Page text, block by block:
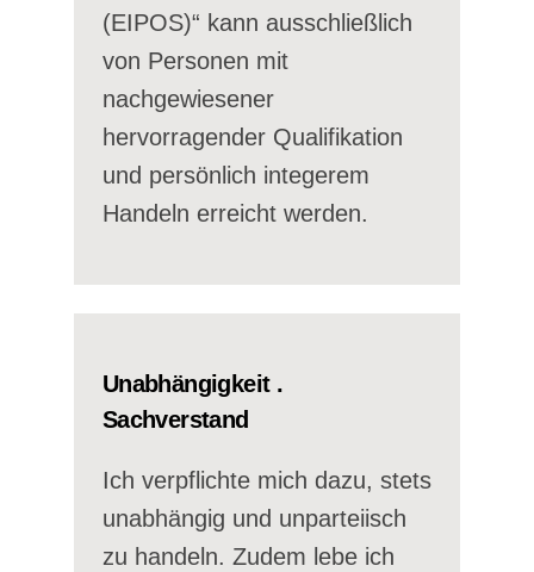
(EIPOS)“ kann ausschließlich
von Personen mit
nachgewiesener
hervorragender Qualifikation
und persönlich integerem
Handeln erreicht werden.
Unabhängigkeit .
Sachverstand
Ich verpflichte mich dazu, stets
unabhängig und unparteiisch
zu handeln. Zudem lebe ich